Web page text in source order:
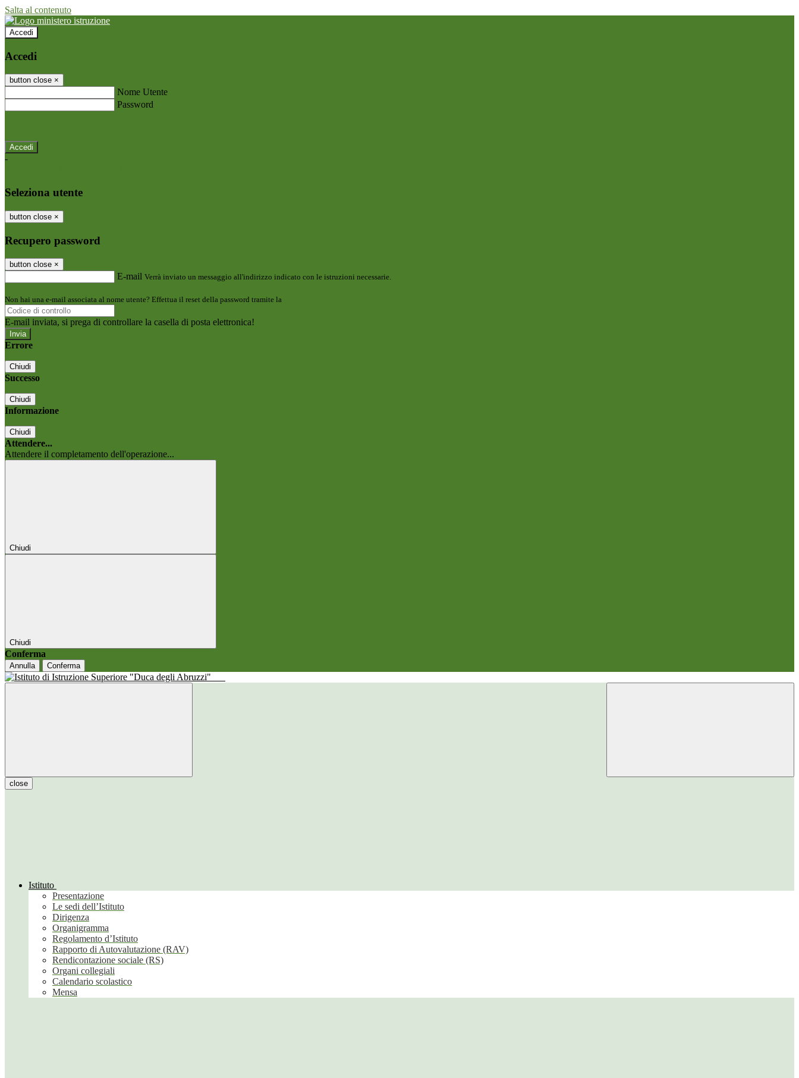
Salta al contenuto
Accedi
Accedi
button close ×
Nome Utente
Password
-
Seleziona utente
button close ×
Recupero password
button close ×
E-mail Verrà inviato un messaggio all'indirizzo indicato con le istruzioni necessarie.
Non hai una e-mail associata al nome utente? Effettua il reset della password tramite la
E-mail inviata, si prega di controllare la casella di posta elettronica!
Errore
Chiudi
Successo
Chiudi
Informazione
Chiudi
Attendere...
Attendere il completamento dell'operazione...
Chiudi
Chiudi
Conferma
Annulla Conferma
close
Istituto
Presentazione
Le sedi dell’Istituto
Dirigenza
Organigramma
Regolamento d’Istituto
Rapporto di Autovalutazione (RAV)
Rendicontazione sociale (RS)
Organi collegiali
Calendario scolastico
Mensa